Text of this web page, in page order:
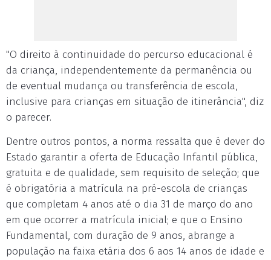
"O direito à continuidade do percurso educacional é
da criança, independentemente da permanência ou
de eventual mudança ou transferência de escola,
inclusive para crianças em situação de itinerância", diz
o parecer.
Dentre outros pontos, a norma ressalta que é dever do
Estado garantir a oferta de Educação Infantil pública,
gratuita e de qualidade, sem requisito de seleção; que
é obrigatória a matrícula na pré-escola de crianças
que completam 4 anos até o dia 31 de março do ano
em que ocorrer a matrícula inicial; e que o Ensino
Fundamental, com duração de 9 anos, abrange a
população na faixa etária dos 6 aos 14 anos de idade e